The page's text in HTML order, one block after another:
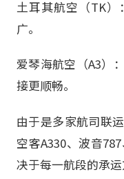
土耳其航空（TK
广。
爱琴海航空（A3）
接更顺畅。
由于是多家航司联
空客A330、波音
决于每一航段的承运